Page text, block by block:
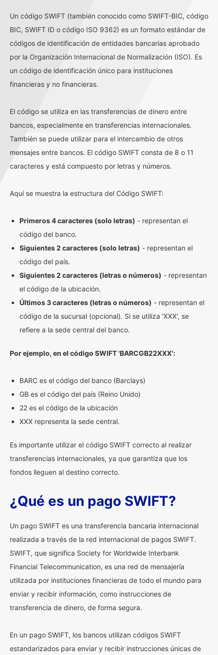
Un código SWIFT (también conocido como SWIFT-BIC, código
BIC, SWIFT ID o código ISO 9362) es un formato estándar de
códigos de identificación de entidades bancarias aprobado
por la Organización Internacional de Normalización (ISO). Es
un código de identificación único para instituciones
financieras y no financieras.
El código se utiliza en las transferencias de dinero entre
bancos, especialmente en transferencias internacionales.
También se puede utilizar para el intercambio de otros
mensajes entre bancos. El código SWIFT consta de 8 o 11
caracteres y está compuesto por letras y números.
Aquí se muestra la estructura del Código SWIFT:
Primeros 4 caracteres (solo letras) - representan el
código del banco.
Siguientes 2 caracteres (solo letras) - representan el
código del país.
Siguientes 2 caracteres (letras o números) - representan
el código de la ubicación.
Últimos 3 caracteres (letras o números) - representan el
código de la sucursal (opcional). Si se utiliza 'XXX', se
refiere a la sede central del banco.
Por ejemplo, en el código SWIFT 'BARCGB22XXX':
BARC es el código del banco (Barclays)
GB es el código del país (Reino Unido)
22 es el código de la ubicación
XXX representa la sede central.
Es importante utilizar el código SWIFT correcto al realizar
transferencias internacionales, ya que garantiza que los
fondos lleguen al destino correcto.
¿Qué es un pago SWIFT?
Un pago SWIFT es una transferencia bancaria internacional
realizada a través de la red internacional de pagos SWIFT.
SWIFT, que significa Society for Worldwide Interbank
Financial Telecommunication, es una red de mensajería
utilizada por instituciones financieras de todo el mundo para
enviar y recibir información, como instrucciones de
transferencia de dinero, de forma segura.
En un pago SWIFT, los bancos utilizan códigos SWIFT
estandarizados para enviar y recibir instrucciones únicas de